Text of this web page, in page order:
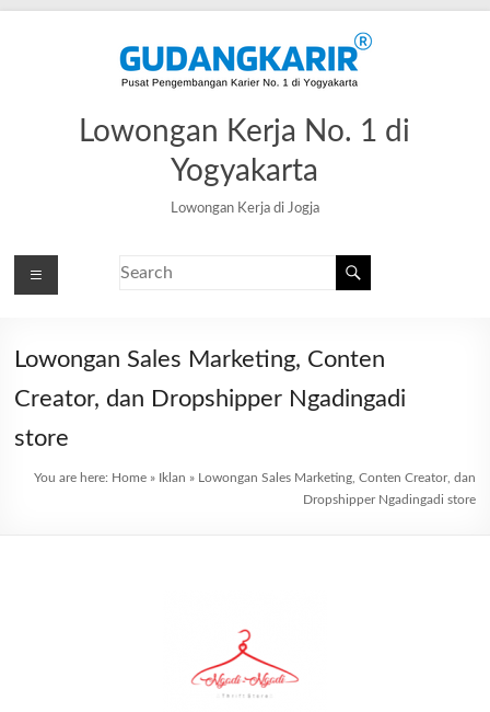
Lowongan Kerja No. 1 di
Yogyakarta
Lowongan Kerja di Jogja
Lowongan Sales Marketing, Conten
Creator, dan Dropshipper Ngadingadi
store
You are here: Home» Iklan » Lowongan Sales Marketing, Conten Creator, dan
Dropshipper Ngadingadi store